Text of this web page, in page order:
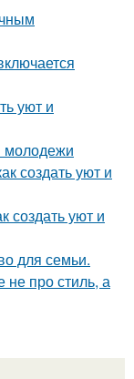
уют и
молодежи
создать уют и
создать уют и
для семьи.
не про стиль, а